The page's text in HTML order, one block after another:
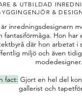
& UTBILDAD
&
är inredningsdesignern
fantasiförmåga. Hon har
där hon arbetat i
miljö och även
modedesigner.
fact: Gjort en hel del
gallerist och